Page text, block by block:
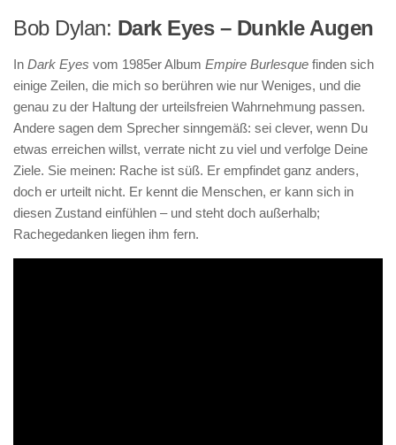
Bob Dylan: Dark Eyes – Dunkle Augen
In Dark Eyes vom 1985er Album Empire Burlesque finden sich
einige Zeilen, die mich so berühren wie nur Weniges, und die
genau zu der Haltung der urteilsfreien Wahrnehmung passen.
Andere sagen dem Sprecher sinngemäß: sei clever, wenn Du
etwas erreichen willst, verrate nicht zu viel und verfolge Deine
Ziele. Sie meinen: Rache ist süß. Er empfindet ganz anders,
doch er urteilt nicht. Er kennt die Menschen, er kann sich in
diesen Zustand einfühlen – und steht doch außerhalb;
Rachegedanken liegen ihm fern.